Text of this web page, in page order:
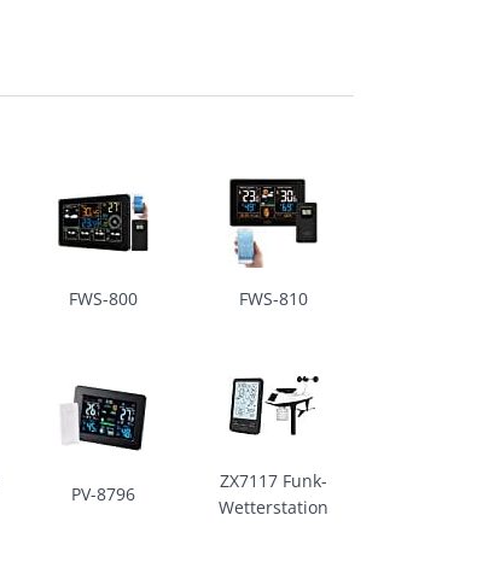
FWS-800 FWS-810
PV-8796
ZX7117 Funk-
Wetterstation